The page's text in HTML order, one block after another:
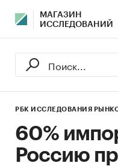
МАГАЗИН
ИССЛЕДОВАНИЙ
РБК ИССЛЕДОВАНИЯ
60%
Россию